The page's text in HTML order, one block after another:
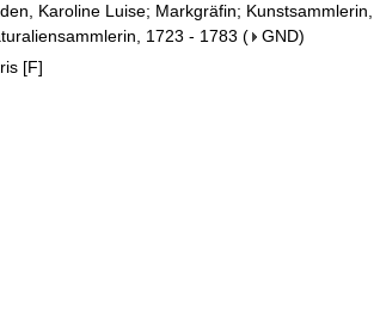
Karoline Luise; Markgräfin; Kunstsammlerin,
1723 - 1783 ( GND)
[F]